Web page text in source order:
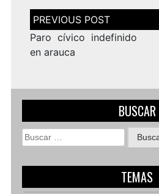
Navegación
de
entradas
Paro cívico indefinido
en arauca
BUSCAR
Buscar:
TEMAS